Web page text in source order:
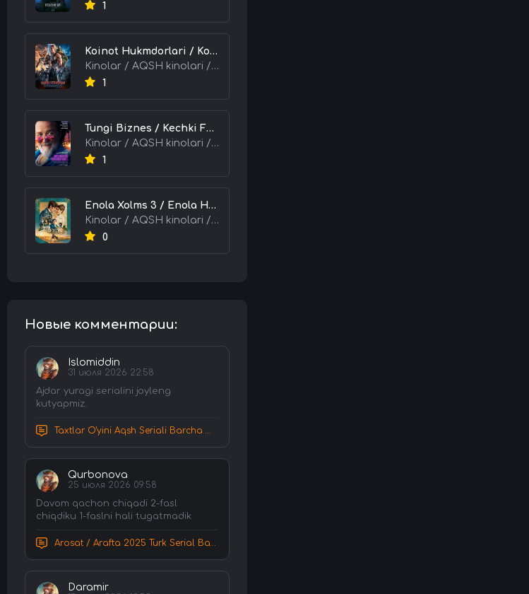
1
Koinot Hukmdorlari / Koinot Himoyachilari / Koinot Egalari 2026 HD Uzbek tilida tas-ix tarjima kino skachat
Kinolar / AQSH kinolari / Tarjima kinolar
1
Tungi Biznes / Kechki Faoliyat / Tijorat 2026 HD Uzbek tilida Tarjima kino skachat tas-ix
Kinolar / AQSH kinolari / Tarjima kinolar
1
Enola Xolms 3 / Enola Holms 3 2026 HD Uzbek tilida Tarjima kino tas-ix skachat
Kinolar / AQSH kinolari / Tarjima kinolar
0
Новые комментарии:
Islomiddin
31 июля 2026 22:58
Ajdar yuragi serialini joyleng
kutyapmiz.
Taxtlar O'yini Aqsh Seriali Barcha Qismlar Uzbek tilida Tarjima Serial HD Skachat
Qurbonova
25 июля 2026 09:58
Davom qachon chiqadi 2-fasl
chiqdiku 1-faslni hali tugatmadik
Arosat / Arafta 2025 Turk Serial Barcha Qismlar Uzbek tilida Tarjima Serial tas-ix skachat
Daramir